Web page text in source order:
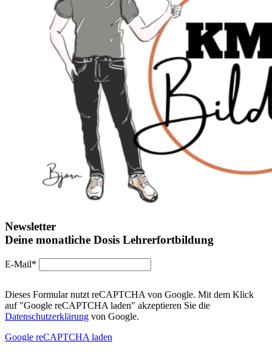
Newsletter
Deine monatliche Dosis Lehrerfortbildung
E-Mail*
Dieses Formular nutzt reCAPTCHA von Google. Mit dem Klick
auf "Google reCAPTCHA laden" akzeptieren Sie die
Datenschutzerklärung von Google.
Google reCAPTCHA laden